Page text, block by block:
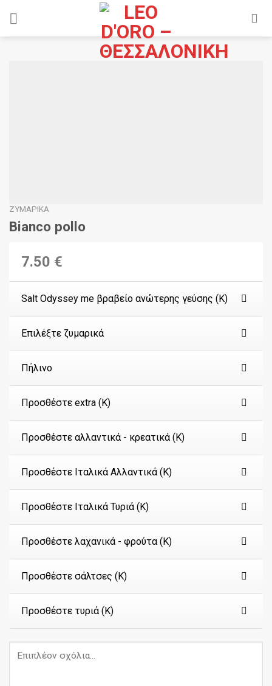
ΖΥΜΑΡΙΚΆ
Bianco pollo
7.50 €
Salt Odyssey me βραβείο ανώτερης γεύσης (Κ)
Επιλέξτε ζυμαρικά
Πήλινο
Προσθέστε extra (Κ)
Προσθέστε αλλαντικά - κρεατικά (Κ)
Προσθέστε Ιταλικά Αλλαντικά (Κ)
Προσθέστε Ιταλικά Τυριά (Κ)
Προσθέστε λαχανικά - φρούτα (Κ)
Προσθέστε σάλτσες (Κ)
Προσθέστε τυριά (Κ)